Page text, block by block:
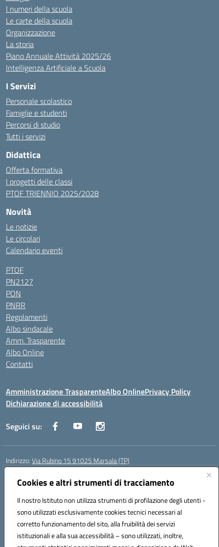
Cookies e altri strumenti di tracciamento
Il nostro Istituto non utilizza strumenti di profilazione degli utenti -
sono utilizzati esclusivamente cookies tecnici necessari al
corretto funzionamento del sito, alla fruibilità dei servizi
istituzionali e alla sua accessibilità – sono utilizzati, inoltre,
I numeri della scuola
Le carte della scuola
Organizzazione
La storia
Piano Annuale Attività 2025/26
Intelligenza Artificiale a Scuola
I Servizi
Personale scolastico
Famiglie e studenti
Percorsi di studio
Tutti i servizi
Didattica
Offerta formativa
I progetti delle classi
PTOF TRIENNIO 2025/2028
Novità
Le notizie
Le circolari
Calendario eventi
PTOF
PN2127
PON
PNRR
Regolamenti
Albo sindacale
Amm. Trasparente
Albo Online
Contatti
Amministrazione TrasparenteAlbo OnlinePrivacy Policy
Dichiarazione di accessibilità
Seguici su:
Indirizzo:Via Rubino 15 91025 Marsala (TP)
Centralino:
Posta elettronica certificata (PEC):TPIC83900G@pec.istruzione.it
Codice fiscale: 91032370818
Codice meccanografico:TPIC83900G
Codice Indice delle Pubbliche Amministrazioni (IPA): icggm
Codice unico di fatturazione (CUF): UFJKJ7